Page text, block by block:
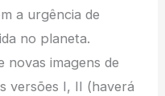
a urgência de
no planeta.
novas imagens de
versões I, II (haverá